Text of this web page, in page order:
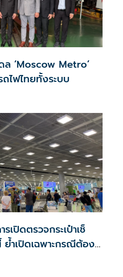
‘Moscow Metro’
ไฟไทยทั้งระบบ
เปิดตรวจกระเป๋าเช็
ย้ำเปิดเฉพาะกรณีต้อง